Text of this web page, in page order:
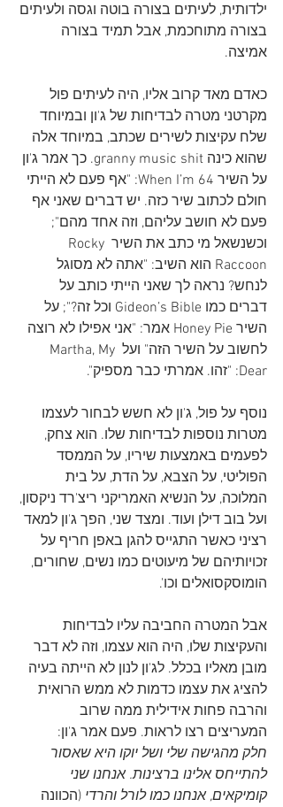
ילדותית, לעיתים בצורה בוטה וגסה ולעיתים
בצורה מתוחכמת, אבל תמיד בצורה
אמיצה.
כאדם מאד קרוב אליו, היה לעיתים פול
מקרטני מטרה לבדיחות של ג'ון ובמיוחד
שלח עקיצות לשירים שכתב, במיוחד אלה
שהוא כינה granny music shit. כך אמר ג'ון
על השיר When I’m 64: "אף פעם לא הייתי
חולם לכתוב שיר כזה. יש דברים שאני אף
פעם לא חושב עליהם, וזה אחד מהם";
וכשנשאל מי כתב את השיר Rocky
Raccoon הוא השיב: "אתה לא מסוגל
לנחש? נראה לך שאני הייתי כותב על
דברים כמו Gideon’s Bible וכל זה?"; על
השיר Honey Pie אמר: "אני אפילו לא רוצה
לחשוב על השיר הזה" ועל Martha, My
Dear: "זהו. אמרתי כבר מספיק".
נוסף על פול, ג'ון לא חשש לבחור לעצמו
מטרות נוספות לבדיחות שלו. הוא צחק,
לפעמים באמצעות שיריו, על הממסד
הפוליטי, על הצבא, על הדת, על בית
המלוכה, על הנשיא האמריקני ריצ'רד ניקסון,
ועל בוב דילן ועוד. ומצד שני, הפך ג'ון למאד
רציני כאשר התגייס להגן באפן חריף על
זכויותיהם של מיעוטים כמו נשים, שחורים,
הומוסקסואלים וכו'.
אבל המטרה החביבה עליו לבדיחות
והעקיצות שלו, היה הוא עצמו, וזה לא דבר
מובן מאליו בכלל. לג'ון לנון לא הייתה בעיה
להציג את עצמו כדמות לא ממש הרואית
והרבה פחות אידילית ממה שרוב
המעריצים רצו לראות. פעם אמר ג'ון:
חלק מהגישה שלי ושל יוקו היא שאסור
להתייחס אלינו ברצינות. אנחנו שני
קומיקאים, אנחנו כמו לורל והרדי (הכוונה